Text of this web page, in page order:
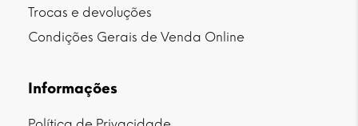
Trocas e devoluções
Condições Gerais de Venda Online
Informações